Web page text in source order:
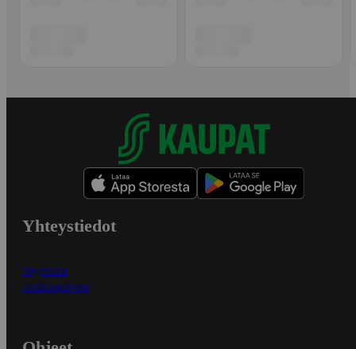
Yhteystiedot
Myymälät
Asiakaspalvelu